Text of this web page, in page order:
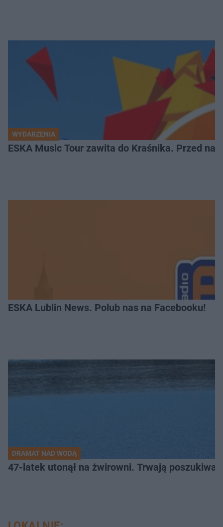
WYDARZENIA
ESKA Music Tour zawita do Kraśnika. Przed
ESKA Lublin News. Polub nas na Facebooku!
DRAMAT NAD WODĄ
47-latek utonął na żwirowni. Trwają